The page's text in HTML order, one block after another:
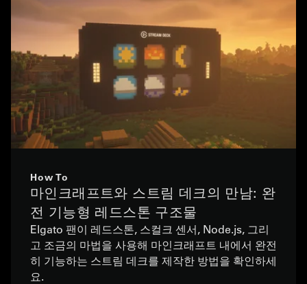
How To
마인크래프트와 스트림 데크의 만남: 완
전 기능형 레드스톤 구조물
Elgato 팬이 레드스톤, 스컬크 센서, Node.js, 그리
고 조금의 마법을 사용해 마인크래프트 내에서 완전
히 기능하는 스트림 데크를 제작한 방법을 확인하세
요.